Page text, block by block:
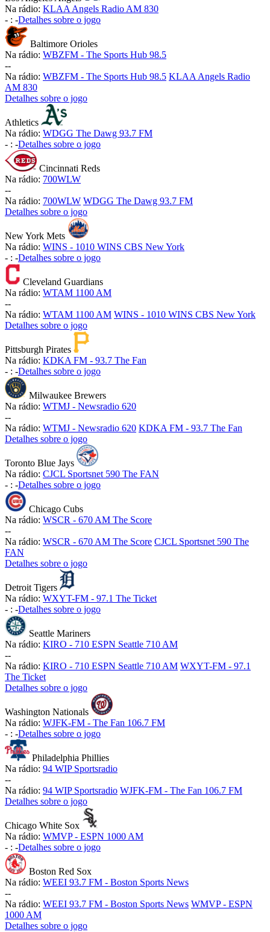
Na rádio: KLAA Angels Radio AM 830
- : -Detalhes sobre o jogo
Baltimore Orioles
Na rádio: WBZFM - The Sports Hub 98.5
--
Na rádio: WBZFM - The Sports Hub 98.5 KLAA Angels Radio
AM 830
Detalhes sobre o jogo
Athletics
Na rádio: WDGG The Dawg 93.7 FM
- : -Detalhes sobre o jogo
Cincinnati Reds
Na rádio: 700WLW
--
Na rádio: 700WLW WDGG The Dawg 93.7 FM
Detalhes sobre o jogo
New York Mets
Na rádio: WINS - 1010 WINS CBS New York
- : -Detalhes sobre o jogo
Cleveland Guardians
Na rádio: WTAM 1100 AM
--
Na rádio: WTAM 1100 AM WINS - 1010 WINS CBS New York
Detalhes sobre o jogo
Pittsburgh Pirates
Na rádio: KDKA FM - 93.7 The Fan
- : -Detalhes sobre o jogo
Milwaukee Brewers
Na rádio: WTMJ - Newsradio 620
--
Na rádio: WTMJ - Newsradio 620 KDKA FM - 93.7 The Fan
Detalhes sobre o jogo
Toronto Blue Jays
Na rádio: CJCL Sportsnet 590 The FAN
- : -Detalhes sobre o jogo
Chicago Cubs
Na rádio: WSCR - 670 AM The Score
--
Na rádio: WSCR - 670 AM The Score CJCL Sportsnet 590 The
FAN
Detalhes sobre o jogo
Detroit Tigers
Na rádio: WXYT-FM - 97.1 The Ticket
- : -Detalhes sobre o jogo
Seattle Mariners
Na rádio: KIRO - 710 ESPN Seattle 710 AM
--
Na rádio: KIRO - 710 ESPN Seattle 710 AM WXYT-FM - 97.1
The Ticket
Detalhes sobre o jogo
Washington Nationals
Na rádio: WJFK-FM - The Fan 106.7 FM
- : -Detalhes sobre o jogo
Philadelphia Phillies
Na rádio: 94 WIP Sportsradio
--
Na rádio: 94 WIP Sportsradio WJFK-FM - The Fan 106.7 FM
Detalhes sobre o jogo
Chicago White Sox
Na rádio: WMVP - ESPN 1000 AM
- : -Detalhes sobre o jogo
Boston Red Sox
Na rádio: WEEI 93.7 FM - Boston Sports News
--
Na rádio: WEEI 93.7 FM - Boston Sports News WMVP - ESPN
1000 AM
Detalhes sobre o jogo